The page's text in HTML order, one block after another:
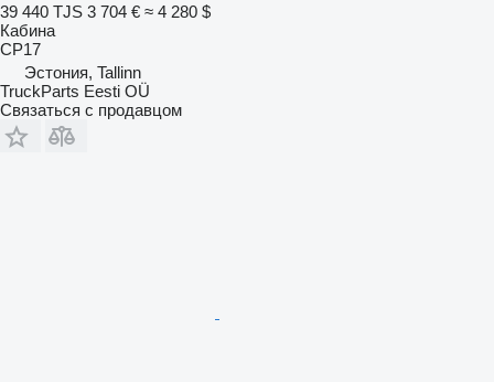
39 440 TJS 3 704 € ≈ 4 280 $
Кабина
CP17
Эстония, Tallinn
TruckParts Eesti OÜ
Связаться с продавцом